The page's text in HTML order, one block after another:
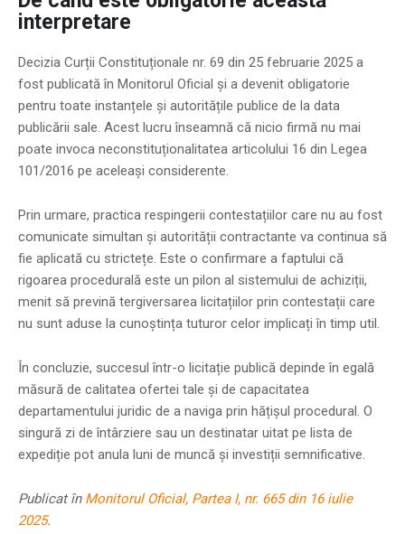
interpretare
Decizia Curții Constituționale nr. 69 din 25 februarie 2025 a
fost publicată în Monitorul Oficial și a devenit obligatorie
pentru toate instanțele și autoritățile publice de la data
publicării sale. Acest lucru înseamnă că nicio firmă nu mai
poate invoca neconstituționalitatea articolului 16 din Legea
101/2016 pe aceleași considerente.
Prin urmare, practica respingerii contestațiilor care nu au fost
comunicate simultan și autorității contractante va continua să
fie aplicată cu strictețe. Este o confirmare a faptului că
rigoarea procedurală este un pilon al sistemului de achiziții,
menit să prevină tergiversarea licitațiilor prin contestații care
nu sunt aduse la cunoștința tuturor celor implicați în timp util.
În concluzie, succesul într-o licitație publică depinde în egală
măsură de calitatea ofertei tale și de capacitatea
departamentului juridic de a naviga prin hățișul procedural. O
singură zi de întârziere sau un destinatar uitat pe lista de
expediție pot anula luni de muncă și investiții semnificative.
Publicat în Monitorul Oficial, Partea I, nr. 665 din 16 iulie
2025.